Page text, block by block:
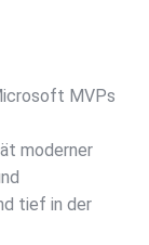
MVPs
moderner
tief in der